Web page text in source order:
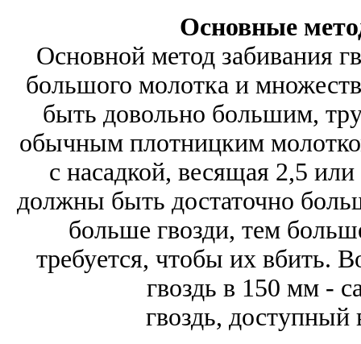
Основные
Основной метод забивания
большого молотка и
быть довольно большим,
обычным плотницким
с насадкой, весящая 2,5
должны быть достаточно
больше гвозди, тем
требуется, чтобы их вбить.
гвоздь в 150 мм -
гвоздь, доступный